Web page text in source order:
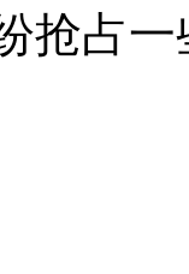
抢占